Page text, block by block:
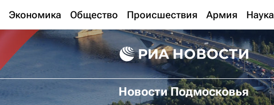
Экономика Общество Происшествия Армия Наука
Новости Подмосковья